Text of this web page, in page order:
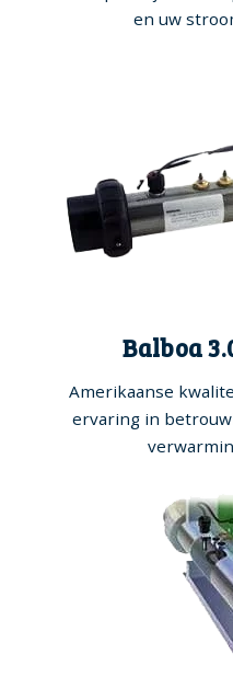
en uw
Balboa
Amerikaanse
ervaring in